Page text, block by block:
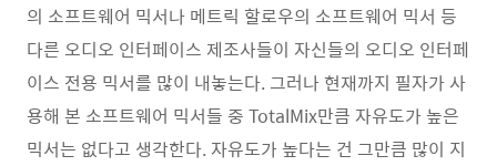
의 소프트웨어 믹서나 메트릭 할로우의 소프트웨어 믹서 등
다른 오디오 인터페이스 제조사들이 자신들의 오디오 인터페
이스 전용 믹서를 많이 내놓는다. 그러나 현재까지 필자가 사
용해 본 소프트웨어 믹서들 중 TotalMix만큼 자유도가 높은
믹서는 없다고 생각한다. 자유도가 높다는 건 그만큼 많이 지